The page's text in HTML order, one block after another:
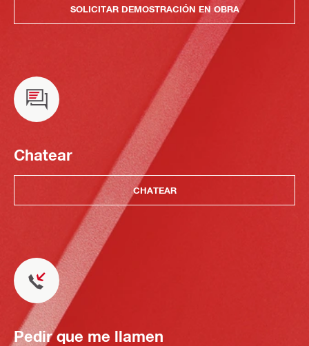
SOLICITAR DEMOSTRACIÓN EN OBRA
Chatear
CHATEAR
Pedir que me llamen